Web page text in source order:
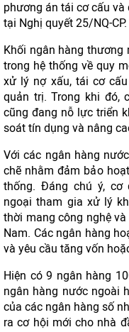
phương án tái cơ cấu
tại Nghị quyết 25/NQ-CP.
Khối ngân hàng
trong hệ thống về quy
xử lý nợ xấu, tái cơ
quản trị. Trong khi đó,
cũng đang nỗ lực triển
soát tín dụng và nâng
Với các ngân hàng
chẽ nhằm đảm bảo
thống. Đáng chú ý, cơ
ngoại tham gia xử lý
thời mang công nghệ
Nam. Các ngân hàng
và yêu cầu tăng vốn
Hiện có 9 ngân hàng
ngân hàng nước ngoài
của các ngân hàng số
ra cơ hội mới cho nhà